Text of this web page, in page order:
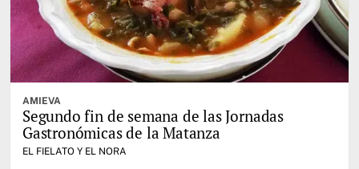
AMIEVA
Segundo fin de semana de las Jornadas
Gastronómicas de la Matanza
EL FIELATO Y EL NORA